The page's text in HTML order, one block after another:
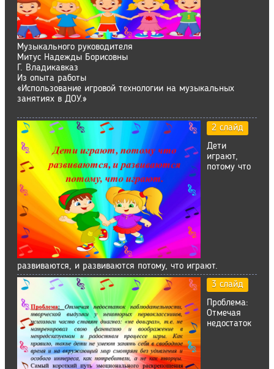
Музыкального руководителя
Митус Надежды Борисовны
Г. Владикавказ
Из опыта работы
«Использование игровой технологии на музыкальных
занятиях в ДОУ.»
2 слайд
Дети
играют,
потому что
развиваются, и развиваются потому, что играют.
3 слайд
Проблема:
Отмечая
недостаток